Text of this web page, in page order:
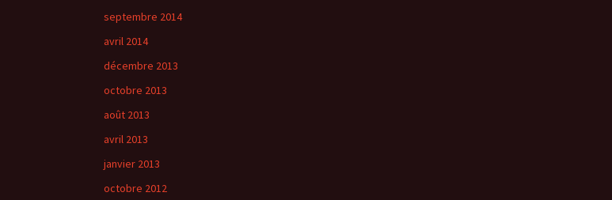
septembre 2014
avril 2014
décembre 2013
octobre 2013
août 2013
avril 2013
janvier 2013
octobre 2012